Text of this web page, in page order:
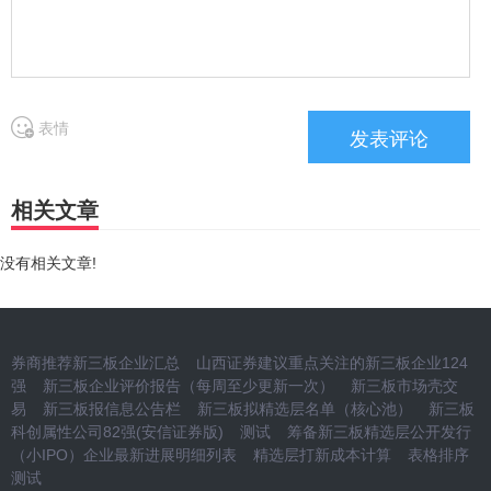
表情
相关文章
没有相关文章!
券商推荐新三板企业汇总
山西证券建议重点关注的新三板企业124
强
新三板企业评价报告（每周至少更新一次）
新三板市场壳交
易
新三板报信息公告栏 新三板拟精选层名单（核心池）
新三板
科创属性公司82强(安信证券版)
测试
筹备新三板精选层公开发行
（小IPO）企业最新进展明细列表
精选层打新成本计算
表格排序
测试